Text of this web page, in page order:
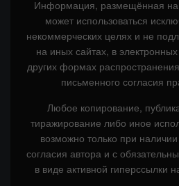
Информация, размещённая на
может использоваться
некоммерческих целях и не
на иных сайтах, в
других формах
письменного согласия
Любое копирование,
тиражирование либо иное
возможно только при
согласия автора и с
в виде активной гиперссылки